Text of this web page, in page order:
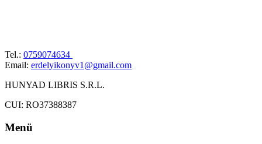
Tel.: 0759074634
Email: erdelyikonyv1@gmail.com
HUNYAD LIBRIS S.R.L.
CUI: RO37388387
Menü